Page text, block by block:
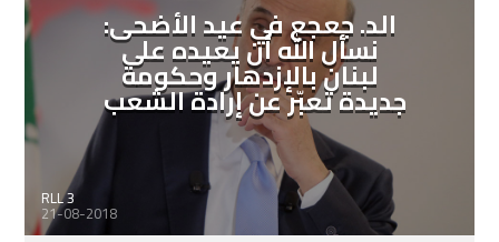
الد. جعجع في عيد الأضحى:
نسأل الله أن يعيده على
لبنان بالإزدهار وحكومة
جديدة تعبّر عن إرادة الشعب
RLL 3
21-08-2018